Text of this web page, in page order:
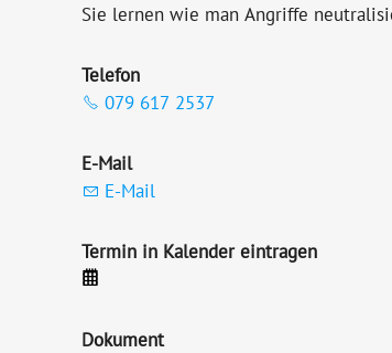
Sie lernen wie man Angriffe
Telefon
079 617 2537
E-Mail
E-Mail
Termin in Kalender eintragen
Dokument